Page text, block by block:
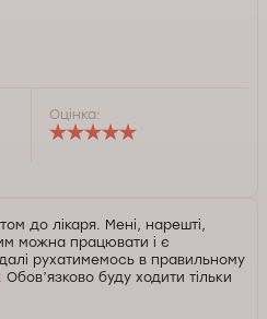
Оцінка:
до лікаря. Мені, нарешті,
можна працювати і є
рухатимемось в правильному
буду ходити тільки